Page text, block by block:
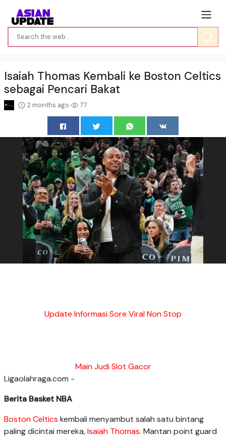
Isaiah Thomas Kembali ke Boston Celtics
sebagai Pencari Bakat
2 months ago 77
Update Informasi Sore Viral Non Stop
Main Judi Slot Gacor
Ligaolahraga.com -
Berita Basket NBA
Boston Celtics kembali menyambut salah satu bintang
paling dicintai mereka,Isaiah Thomas. Mantan point guard